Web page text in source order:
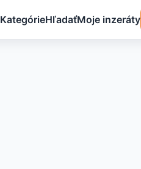
KategórieHľadaťMoje inzeráty